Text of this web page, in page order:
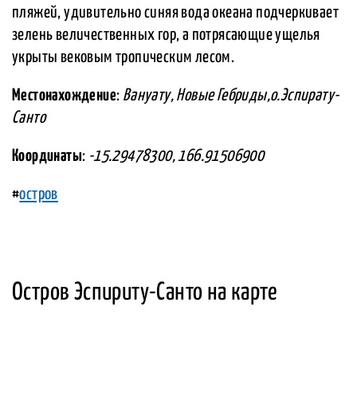
пляжей, удивительно синяя вода океана подчеркивает
зелень величественных гор, а потрясающие ущелья
укрыты вековым тропическим лесом.
Местонахождение: Вануату, Новые Гебриды,о.Эспирату-
Санто
Координаты: -15.29478300, 166.91506900
#остров
Остров Эспириту-Санто на карте